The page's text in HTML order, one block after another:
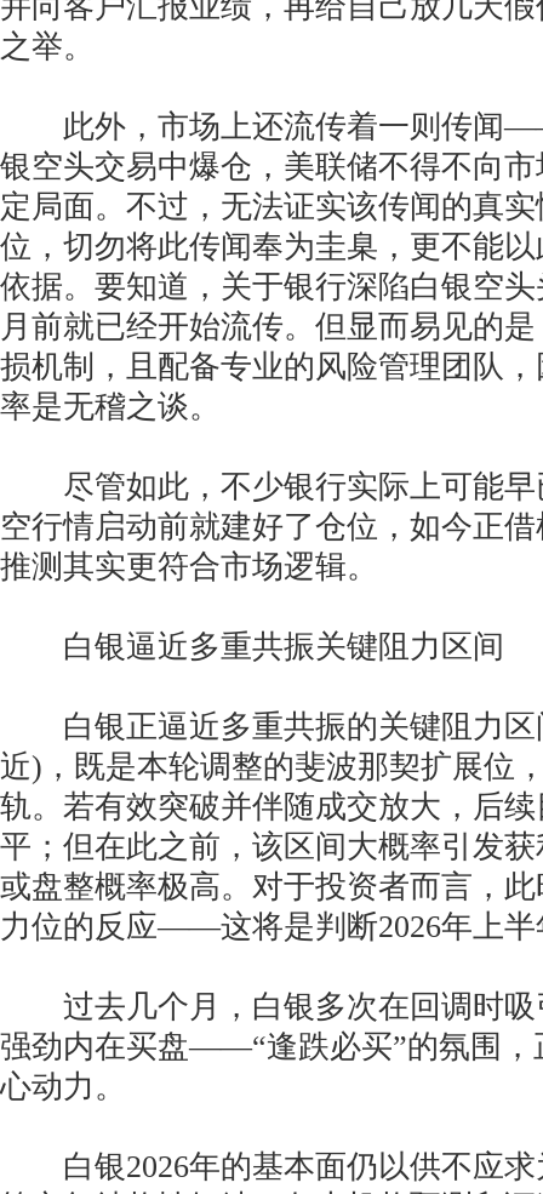
之举。
此外，市场上还流传着一则传闻
银空头交易中爆仓，美联储不得不向
定局面。不过，无法证实该传闻的真
位，切勿将此传闻奉为圭臬，更不能
依据。要知道，关于银行深陷白银空
月前就已经开始流传。但显而易见的
损机制，且配备专业的风险管理团队
率是无稽之谈。
尽管如此，不少银行实际上可能早
空行情启动前就建好了仓位，如今正
推测其实更符合市场逻辑。
白银逼近多重共振关键阻力区间
白银正逼近多重共振的关键阻力区
近)，既是本轮调整的斐波那契扩展位
轨。若有效突破并伴随成交放大，后
平；但在此之前，该区间大概率引发
或盘整概率极高。对于投资者而言，
力位的反应——这将是判断2026年上半
过去几个月，白银多次在回调时吸
强劲内在买盘——“逢跌必买”的氛围，
心动力。
白银2026年的基本面仍以供不应求